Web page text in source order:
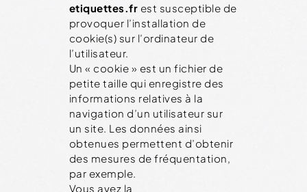
etiquettes.fr est susceptible de
provoquer l’installation de
cookie(s) sur l’ordinateur de
l’utilisateur.
Un « cookie » est un fichier de
petite taille qui enregistre des
informations relatives à la
navigation d’un utilisateur sur
un site. Les données ainsi
obtenues permettent d’obtenir
des mesures de fréquentation,
par exemple.
Vous avez la